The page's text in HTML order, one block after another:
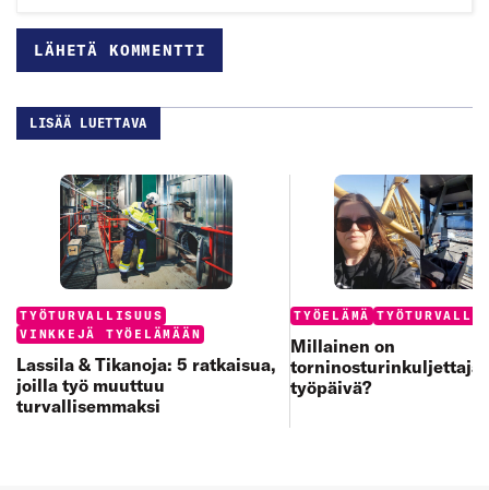
LISÄÄ LUETTAVA
Categories:
TYÖTURVALLISUUS
VINKKEJÄ TYÖELÄMÄÄN
Lassila & Tikanoja: 5 ratkaisua,
joilla työ muuttuu
turvallisemmaksi
Categories:
TYÖELÄMÄ
Millainen on
työpäivä?